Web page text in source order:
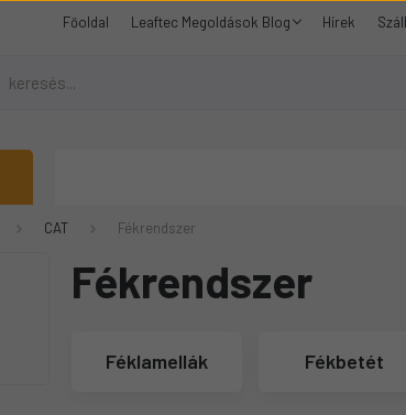
Főoldal Leaftec Megoldások Blog Hírek
CAT Fékrendszer
Fékrendszer
Féklamellák Fékbetét